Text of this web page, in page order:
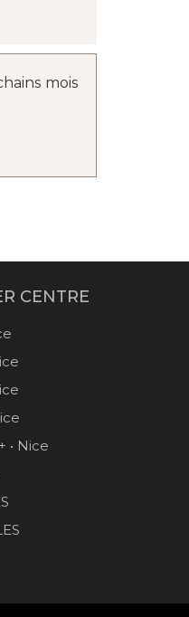
mois
CENTRE
• Nice